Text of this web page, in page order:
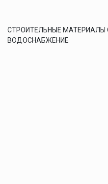
СТРОИТЕЛЬНЫЕ МАТЕРИАЛЫ
ВОДОСНАБЖЕНИЕ